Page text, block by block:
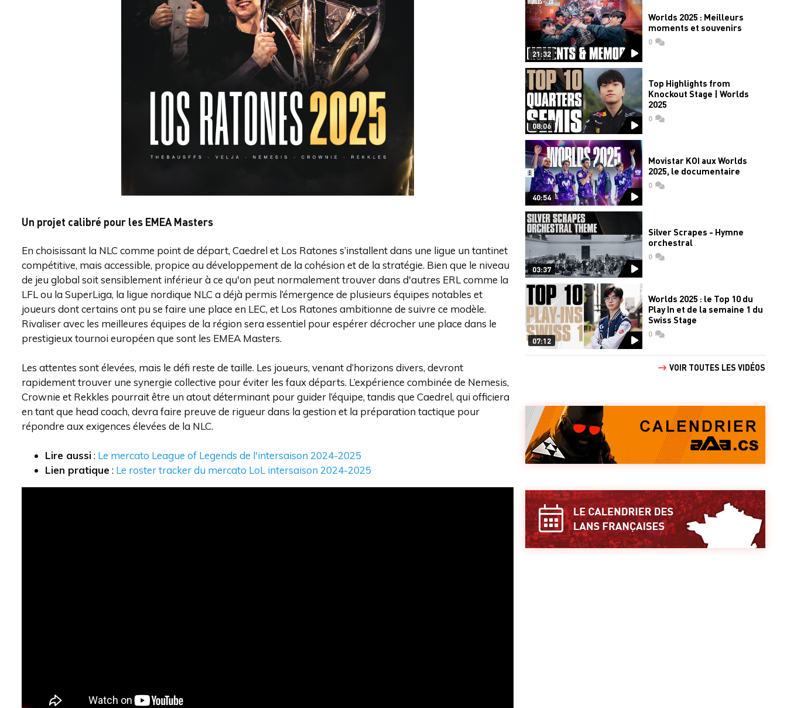
Un projet calibré pour les EMEA Masters
En choisissant la NLC comme point de départ, Caedrel et Los Ratones s’installent dans une ligue un tantinet
compétitive, mais accessible, propice au développement de la cohésion et de la stratégie. Bien que le niveau
de jeu global soit sensiblement inférieur à ce qu'on peut normalement trouver dans d'autres ERL comme la
LFL ou la SuperLiga, la ligue nordique NLC a déjà permis l’émergence de plusieurs équipes notables et
joueurs dont certains ont pu se faire une place en LEC, et Los Ratones ambitionne de suivre ce modèle.
Rivaliser avec les meilleures équipes de la région sera essentiel pour espérer décrocher une place dans le
prestigieux tournoi européen que sont les EMEA Masters.
Les attentes sont élevées, mais le défi reste de taille. Les joueurs, venant d’horizons divers, devront
rapidement trouver une synergie collective pour éviter les faux départs. L’expérience combinée de Nemesis,
Crownie et Rekkles pourrait être un atout déterminant pour guider l’équipe, tandis que Caedrel, qui officiera
en tant que head coach, devra faire preuve de rigueur dans la gestion et la préparation tactique pour
répondre aux exigences élevées de la NLC.
Lire aussi: Le mercato League of Legends de l'intersaison 2024-2025
Lien pratique: Le roster tracker du mercato LoL intersaison 2024-2025
21:32
Worlds 2025 : Meilleurs
moments et souvenirs
0commentaires
08:06
Top Highlights from
Knockout Stage | Worlds
2025
0commentaires
40:54
Movistar KOI aux Worlds
2025, le documentaire
0commentaires
03:37
Silver Scrapes - Hymne
orchestral
0commentaires
07:12
Worlds 2025 : le Top 10 du
Play In et de la semaine 1 du
Swiss Stage
0commentaires
VOIR TOUTES LES VIDÉOS